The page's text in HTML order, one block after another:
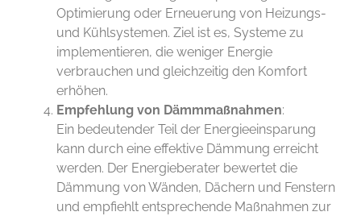
Optimierung oder Erneuerung von Heizungs-
und Kühlsystemen. Ziel ist es, Systeme zu
implementieren, die weniger Energie
verbrauchen und gleichzeitig den Komfort
erhöhen.
Empfehlung von Dämmmaßnahmen:
Ein bedeutender Teil der Energieeinsparung
kann durch eine effektive Dämmung erreicht
werden. Der Energieberater bewertet die
Dämmung von Wänden, Dächern und Fenstern
und empfiehlt entsprechende Maßnahmen zur